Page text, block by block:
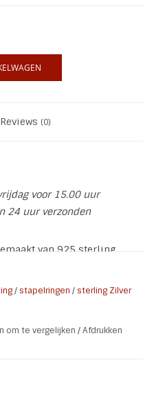
Reviews (0)
voor 15.00 uur
24 uur verzonden
van 925 sterling
met een transparante
en half edelstenen.
gekleurde
/stapelringen /sterling Zilver
om te vergelijken /Afdrukken